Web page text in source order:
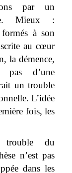
par un
Mieux :
à son
au cœur
la démence,
d’une
un trouble
L’idée
fois, les
trouble du
n’est pas
dans les